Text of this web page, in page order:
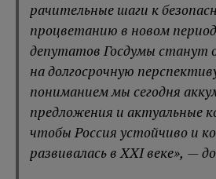
рачительные шаги к
процветанию в новом
депутатов Госдумы станут
на долгосрочную
пониманием мы сегодня
предложения и актуальные
чтобы Россия устойчиво и
развивалась в XXI веке», —